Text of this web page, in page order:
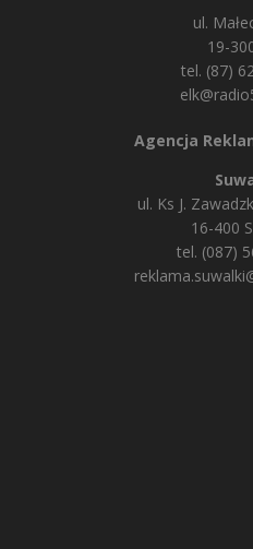
ul.
19-
tel. (87)
Agencja
ul. Ks J.
16-400
tel. (087)